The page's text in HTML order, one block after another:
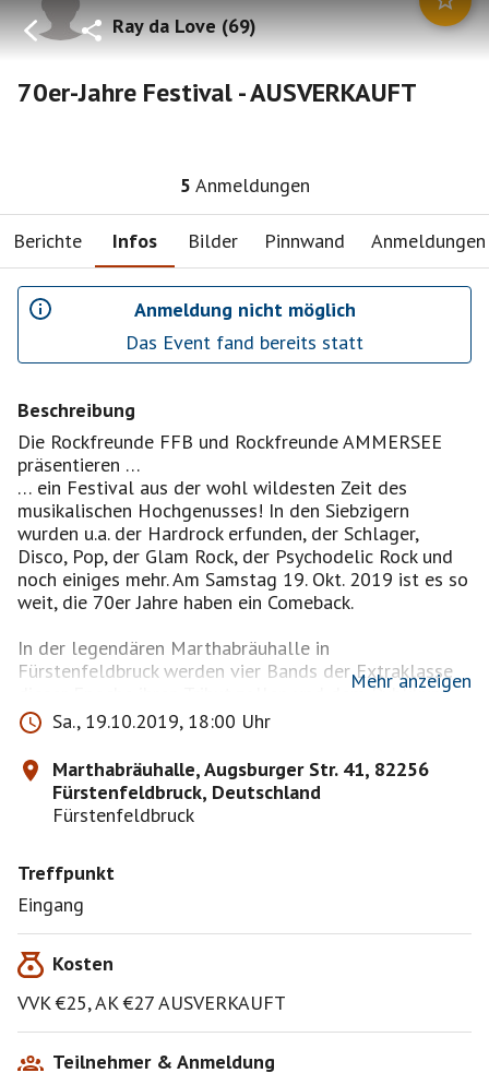
Ray da Love(69)
70er-Jahre Festival - AUSVERKAUFT
5 Anmeldungen
Berichte Infos Bilder Pinnwand Anmeldungen
Anmeldung nicht möglich
Das Event fand bereits statt
Beschreibung
Die Rockfreunde FFB und Rockfreunde AMMERSEE
präsentieren …
… ein Festival aus der wohl wildesten Zeit des
musikalischen Hochgenusses! In den Siebzigern
wurden u.a. der Hardrock erfunden, der Schlager,
Disco, Pop, der Glam Rock, der Psychodelic Rock und
noch einiges mehr. Am Samstag 19. Okt. 2019 ist es so
weit, die 70er Jahre haben ein Comeback.
In der legendären Marthabräuhalle in
Fürstenfeldbruck werden vier Bands der Extraklasse
dieser Epoche ihren Tribut zollen und dem Publikum
mächtig einheizen. Eine besondere Musik der
Zeitgeschichte … für alle, egal ob alt oder jung.
19:00 ZEP (Led Zeppelin Tribute)
20:30 Black Purple (Deep Purple Tribute)
http://70er-jahre-festival.de/
Mehr anzeigen
Sa., 19.10.2019, 18:00 Uhr
Marthabräuhalle, Augsburger Str. 41, 82256
Fürstenfeldbruck, Deutschland
Fürstenfeldbruck
Treffpunkt
Eingang
Kosten
VVK €25, AK €27 AUSVERKAUFT
Teilnehmer & Anmeldung